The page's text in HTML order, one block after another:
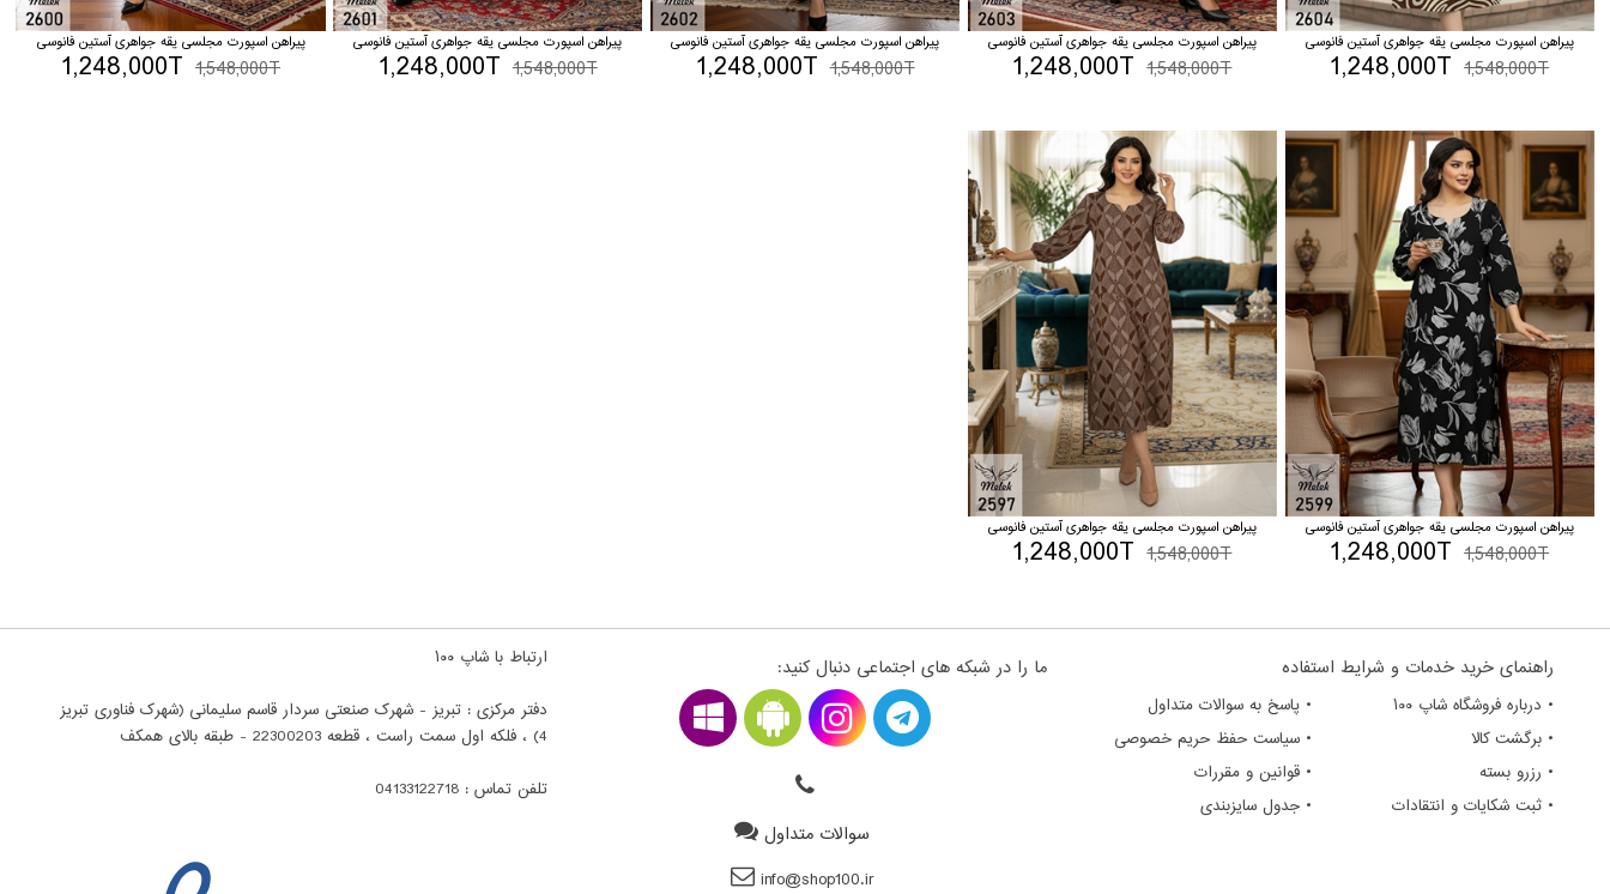
پیراهن اسپورت مجلسی یقه جواهری آستین فانوسی
1,548,000T
1,248,000T
پیراهن اسپورت مجلسی یقه جواهری آستین فانوسی
1,548,000T
1,248,000T
پیراهن اسپورت مجلسی یقه جواهری آستین فانوسی
1,548,000T
1,248,000T
پیراهن اسپورت مجلسی یقه جواهری آستین فانوسی
1,548,000T
1,248,000T
پیراهن اسپورت مجلسی یقه جواهری آستین فانوسی
1,548,000T
1,248,000T
پیراهن اسپورت مجلسی یقه جواهری آستین فانوسی
1,548,000T
1,248,000T
پیراهن اسپورت مجلسی یقه جواهری آستین فانوسی
1,548,000T
1,248,000T
راهنمای خرید خدمات و شرایط استفاده
• درباره فروشگاه شاپ ۱۰۰
• پاسخ به سوالات متداول
• برگشت کالا
• سیاست حفظ حریم خصوصی
• رزرو بسته
• قوانین و مقررات
• ثبت شکایات و انتقادات
• جدول سایزبندی
ما را در شبکه های اجتماعی دنبال کنید:
سوالات متداول
info@shop100.ir
ارتباط با شاپ ۱۰۰
دفتر مرکزی : تبریز - شهرک صنعتی سردار قاسم سلیمانی (شهرک فناوری تبریز
4) ، فلکه اول سمت راست ، قطعه 22300203 - طبقه بالای همکف
تلفن تماس : 04133122718